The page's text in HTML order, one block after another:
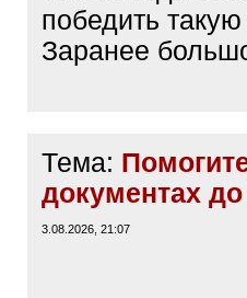
победить
Заранее
Тема:
документах до
3.08.2026, 21:07